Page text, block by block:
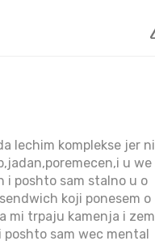
lechim komplekse jer ni
u we
i poshto sam stalno u o
koji ponesem o
mi trpaju kamenja i zem
poshto sam wec mental